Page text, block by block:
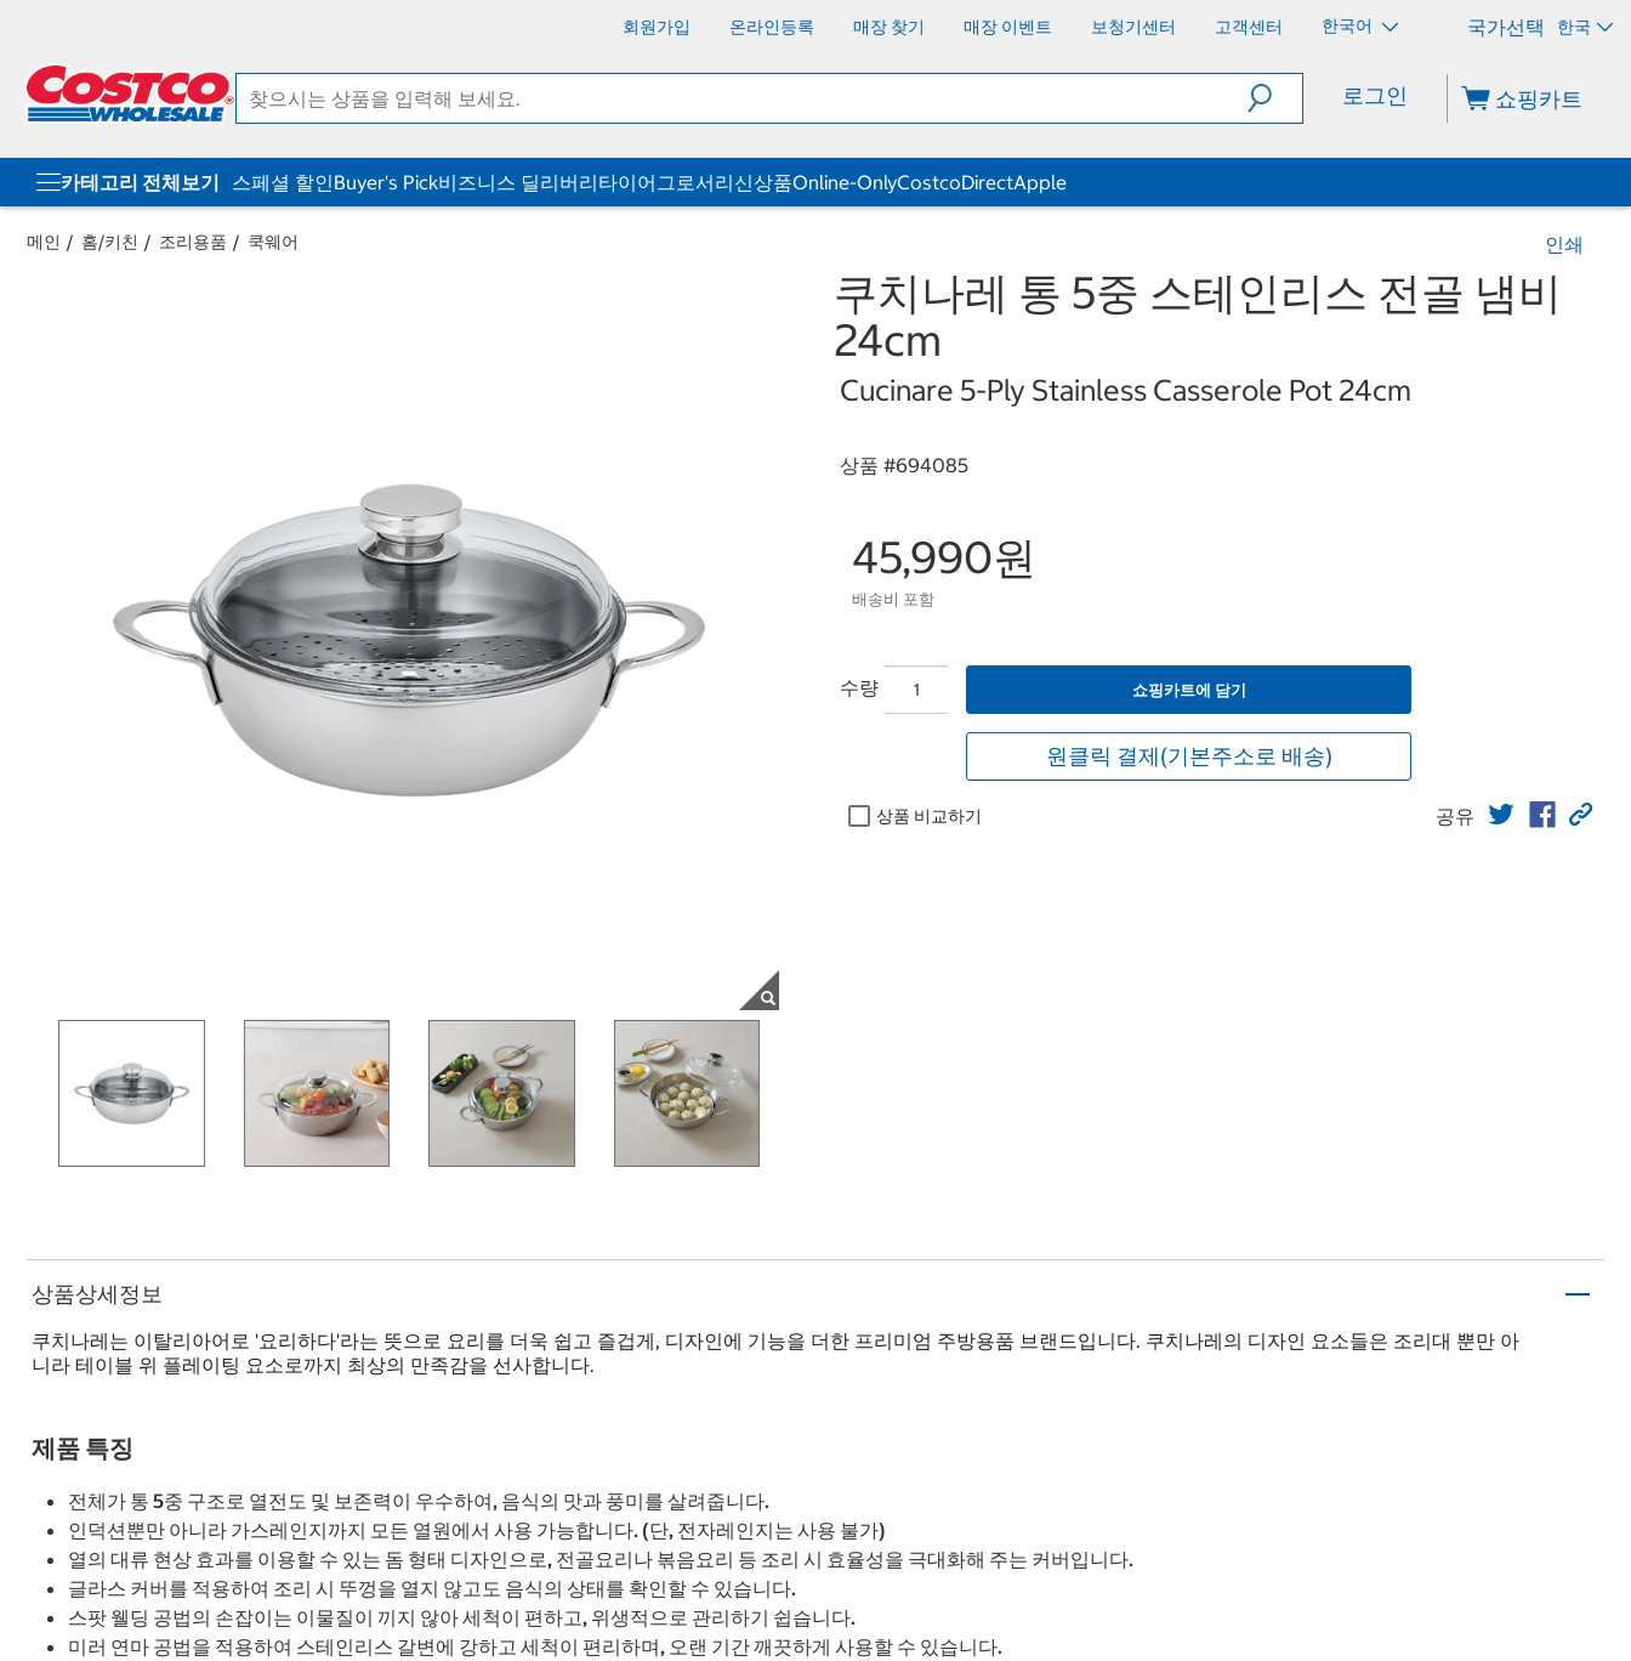
회원가입 온라인등록 매장 찾기 매장 이벤트 보청기센터 고객센터 한국어 한국
로그인 쇼핑카트
카테고리 전체보기 스페셜 할인Buyer's Pick비즈니스 딜리버리타이어그로서리신상품Online-OnlyCostcoDirectApple
메인 홈/키친 조리용품 쿡웨어 인쇄
쿠치나레 통 5중 스테인리스 전골 냄비
24cm
Cucinare 5-Ply Stainless Casserole Pot 24cm
상품 #694085
45,990원
배송비 포함
수량 쇼핑카트에 담기
원클릭 결제(기본주소로 배송)
상품 비교하기 공유
상품상세정보
쿠치나레는 이탈리아어로 '요리하다'라는 뜻으로 요리를 더욱 쉽고 즐겁게, 디자인에 기능을 더한 프리미엄 주방용품 브랜드입니다. 쿠치나레의 디자인 요소들은 조리대 뿐만 아
니라 테이블 위 플레이팅 요소로까지 최상의 만족감을 선사합니다.
제품 특징
전체가 통 5중 구조로 열전도 및 보존력이 우수하여, 음식의 맛과 풍미를 살려줍니다.
인덕션뿐만 아니라 가스레인지까지 모든 열원에서 사용 가능합니다. (단, 전자레인지는 사용 불가)
열의 대류 현상 효과를 이용할 수 있는 돔 형태 디자인으로, 전골요리나 볶음요리 등 조리 시 효율성을 극대화해 주는 커버입니다.
글라스 커버를 적용하여 조리 시 뚜껑을 열지 않고도 음식의 상태를 확인할 수 있습니다.
스팟 웰딩 공법의 손잡이는 이물질이 끼지 않아 세척이 편하고, 위생적으로 관리하기 쉽습니다.
미러 연마 공법을 적용하여 스테인리스 갈변에 강하고 세척이 편리하며, 오랜 기간 깨끗하게 사용할 수 있습니다.